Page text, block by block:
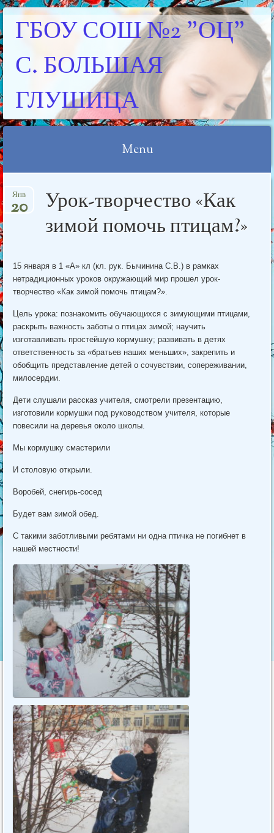
ГБОУ СОШ №2 "ОЦ"
С. БОЛЬШАЯ
ГЛУШИЦА
Menu
to
Урок-творчество «Как
зимой помочь птицам?»
Янв
20
15 января в 1 «А» кл (кл. рук. Бычинина С.В.) в рамках
нетрадиционных уроков окружающий мир прошел урок-
творчество «Как зимой помочь птицам?».
Цель урока: познакомить обучающихся с зимующими птицами,
раскрыть важность заботы о птицах зимой; научить
изготавливать простейшую кормушку; развивать в детях
ответственность за «братьев наших меньших», закрепить и
обобщить представление детей о сочувствии, сопереживании,
милосердии.
Дети слушали рассказ учителя, смотрели презентацию,
изготовили кормушки под руководством учителя, которые
повесили на деревья около школы.
Мы кормушку смастерили
И столовую открыли.
Воробей, снегирь-сосед
Будет вам зимой обед.
С такими заботливыми ребятами ни одна птичка не погибнет в
нашей местности!